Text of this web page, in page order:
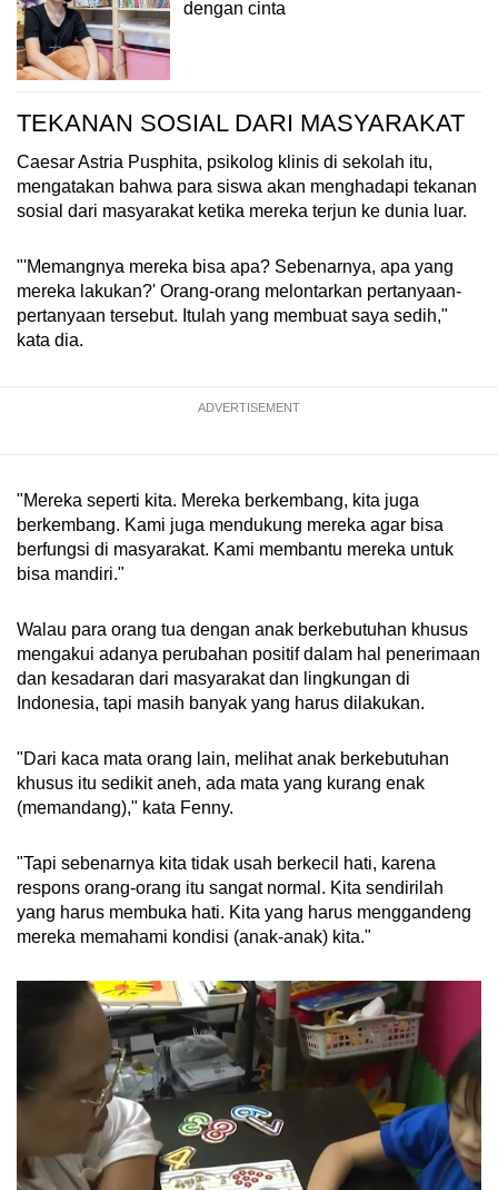
dengan cinta
TEKANAN SOSIAL DARI MASYARAKAT
Caesar Astria Pusphita, psikolog klinis di sekolah itu,
mengatakan bahwa para siswa akan menghadapi tekanan
sosial dari masyarakat ketika mereka terjun ke dunia luar.
"'Memangnya mereka bisa apa? Sebenarnya, apa yang
mereka lakukan?' Orang-orang melontarkan pertanyaan-
pertanyaan tersebut. Itulah yang membuat saya sedih,"
kata dia.
ADVERTISEMENT
"Mereka seperti kita. Mereka berkembang, kita juga
berkembang. Kami juga mendukung mereka agar bisa
berfungsi di masyarakat. Kami membantu mereka untuk
bisa mandiri."
Walau para orang tua dengan anak berkebutuhan khusus
mengakui adanya perubahan positif dalam hal penerimaan
dan kesadaran dari masyarakat dan lingkungan di
Indonesia, tapi masih banyak yang harus dilakukan.
"Dari kaca mata orang lain, melihat anak berkebutuhan
khusus itu sedikit aneh, ada mata yang kurang enak
(memandang)," kata Fenny.
"Tapi sebenarnya kita tidak usah berkecil hati, karena
respons orang-orang itu sangat normal. Kita sendirilah
yang harus membuka hati. Kita yang harus menggandeng
mereka memahami kondisi (anak-anak) kita."